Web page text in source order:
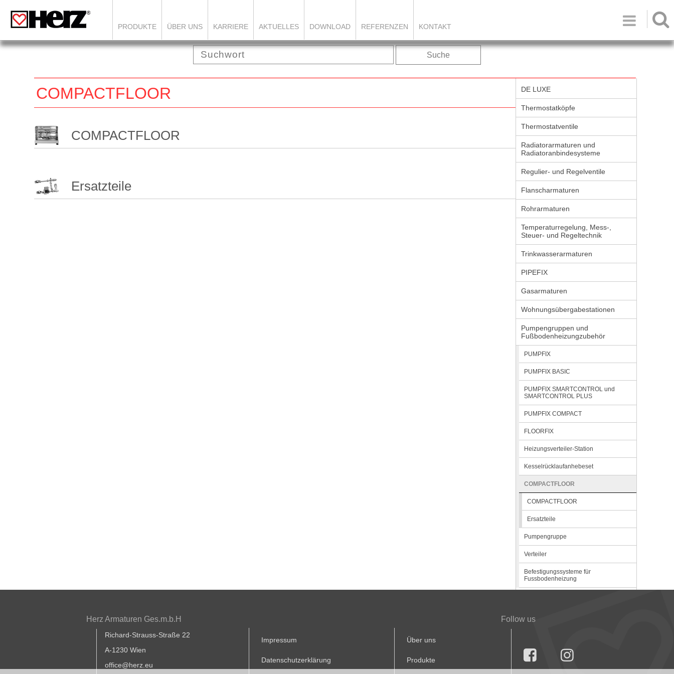

PRODUKTE ÜBER UNS KARRIERE AKTUELLES DOWNLOAD REFERENZEN KONTAKT
Suche
COMPACTFLOOR
COMPACTFLOOR
Ersatzteile
DE LUXE
Thermostatköpfe
Thermostatventile
Radiatorarmaturen und
Radiatoranbindesysteme
Regulier- und Regelventile
Flanscharmaturen
Rohrarmaturen
Temperaturregelung, Mess-,
Steuer- und Regeltechnik
Trinkwasserarmaturen
PIPEFIX
Gasarmaturen
Wohnungsübergabestationen
Pumpengruppen und
Fußbodenheizungzubehör
PUMPFIX
PUMPFIX BASIC
PUMPFIX SMARTCONTROL und
SMARTCONTROL PLUS
PUMPFIX COMPACT
FLOORFIX
Heizungsverteiler-Station
Kesselrücklaufanhebeset
COMPACTFLOOR
COMPACTFLOOR
Ersatzteile
Pumpengruppe
Verteiler
Befestigungssysteme für
Fussbodenheizung
Herz Armaturen Ges.m.b.H
Richard-Strauss-Straße 22
A-1230 Wien
office@herz.eu
Impressum
Datenschutzerklärung
Über uns
Produkte
Follow us
 